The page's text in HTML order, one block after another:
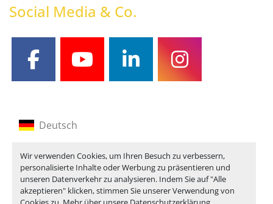
Wir verwenden Cookies, um Ihren Besuch zu verbessern,
personalisierte Inhalte oder Werbung zu präsentieren und
unseren Datenverkehr zu analysieren. Indem Sie auf "Alle
akzeptieren" klicken, stimmen Sie unserer Verwendung von
Social Media & Co.
facebookyoutubelinkedininstagram
Deutsch
Englisch
Französisch